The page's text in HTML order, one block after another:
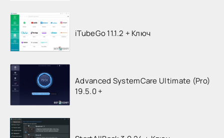
iTubeGo 11.1.2 + Ключ
Advanced SystemCare Ultimate (Pro)
19.5.0 +